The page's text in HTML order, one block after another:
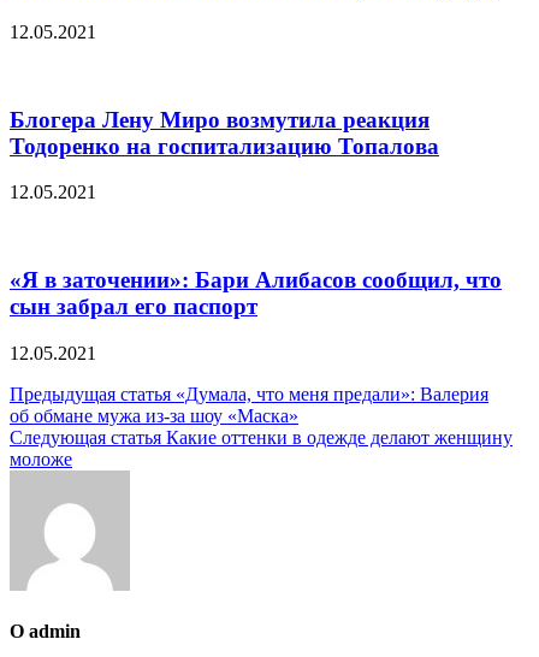
12.05.2021
Блогера Лену Миро возмутила реакция
Тодоренко на госпитализацию Топалова
12.05.2021
«Я в заточении»: Бари Алибасов сообщил, что
сын забрал его паспорт
12.05.2021
Навигация
по
записям
Предыдущая статья «Думала, что меня предали»: Валерия
об обмане мужа из-за шоу «Маска»
Следующая статья Какие оттенки в одежде делают женщину
моложе
О admin